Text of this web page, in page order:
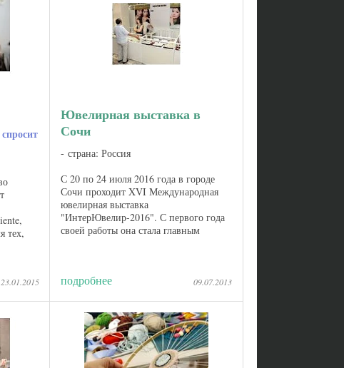
тех,
23.01.2015
Ювелирная выставка в
Сочи
страна: Россия
С 20 по 24 июля 2016 года в городе
Сочи проходит XVI Международная
ювелирная выставка
"ИнтерЮвелир-2016". С первого года
своей работы она стала главным
подробнее 09.07.2013